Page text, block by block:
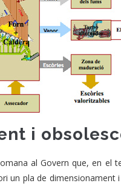
i
al Govern que, en
un pla de